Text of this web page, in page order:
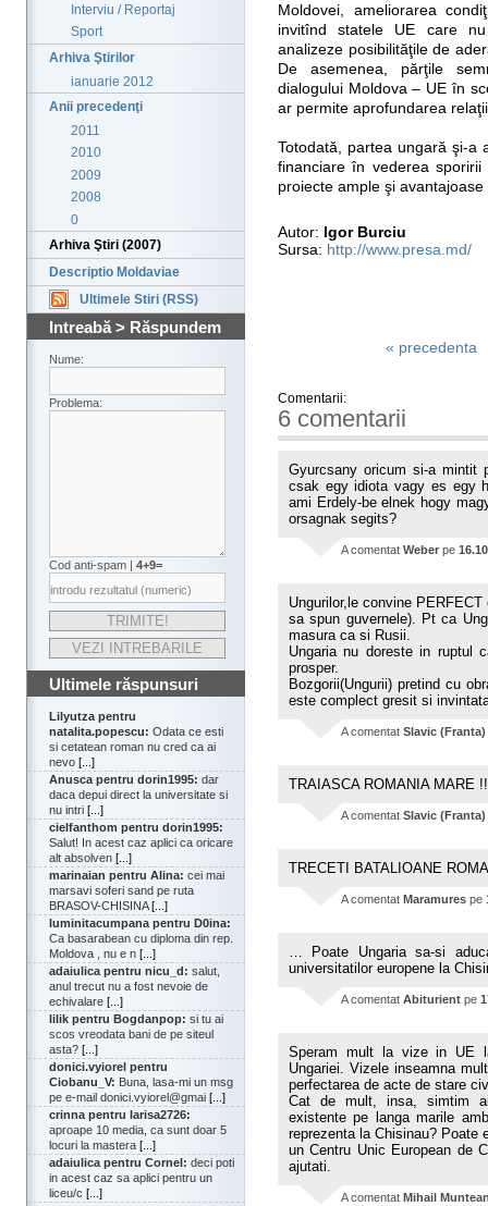
Interviu / Reportaj
Sport
Arhiva Ştirilor
ianuarie 2012
Anii precedenţi
2011
2010
2009
2008
0
Arhiva Ştiri (2007)
Descriptio Moldaviae
Ultimele Stiri (RSS)
Intreabă > Răspundem
Nume:
Problema:
Cod anti-spam | 4+9=
Ultimele răspunsuri
Lilyutza pentru
natalita.popescu: Odata ce esti
si cetatean roman nu cred ca ai
nevo [...]
Anusca pentru dorin1995: dar
daca depui direct la universitate si
nu intri [...]
cielfanthom pentru dorin1995:
Salut! In acest caz aplici ca oricare
alt absolven [...]
marinaian pentru Alina: cei mai
marsavi soferi sand pe ruta
BRASOV-CHISINA[...]
luminitacumpana pentru D0ina:
Ca basarabean cu diploma din rep.
Moldova , nu e n [...]
adaiulica pentru nicu_d: salut,
anul trecut nu a fost nevoie de
echivalare [...]
lilik pentru Bogdanpop: si tu ai
scos vreodata bani de pe siteul
asta? [...]
donici.vyiorel pentru
Ciobanu_V: Buna, lasa-mi un msg
pe e-mail donici.vyiorel@gmai [...]
crinna pentru larisa2726:
aproape 10 media, ca sunt doar 5
locuri la mastera [...]
adaiulica pentru Cornel: deci poti
in acest caz sa aplici pentru un
liceu/c [...]
Moldovei, ameliorarea
invitînd statele UE care
analizeze posibilităţile de
De asemenea, părţile
dialogului Moldova – UE în
ar permite aprofundarea
Totodată, partea ungară şi-a
financiare în vederea
proiecte ample şi
Autor: Igor Burciu
Sursa: http://www.presa.md/
« precedenta
Comentarii:
6 comentarii
Gyurcsany oricum si-a mintit
csak egy idiota vagy es egy
ami Erdely-be elnek hogy
orsagnak segits?
A comentat Weber pe
Ungurilor,le convine
sa spun guvernele). Pt ca
masura ca si Rusii.
Ungaria nu doreste in ruptul
prosper.
Bozgorii(Ungurii) pretind cu
este complect gresit si
A comentat Slavic (Franta)
TRAIASCA ROMANIA MARE
A comentat Slavic (Franta)
TRECETI BATALIOANE
A comentat Maramures pe
… Poate Ungaria sa-si
universitatilor europene la
A comentat Abiturient pe
Speram mult la vize in UE
Ungariei. Vizele inseamna
perfectarea de acte de stare
Cat de mult, insa, simtim
existente pe langa marile
reprezenta la Chisinau? Poate
un Centru Unic European de
ajutati.
A comentat Mihail